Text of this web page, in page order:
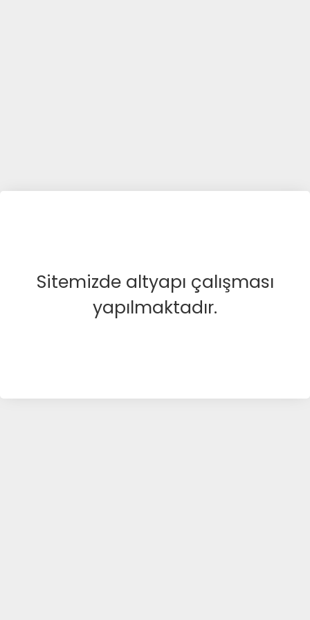
Sitemizde altyapı çalışması
yapılmaktadır.